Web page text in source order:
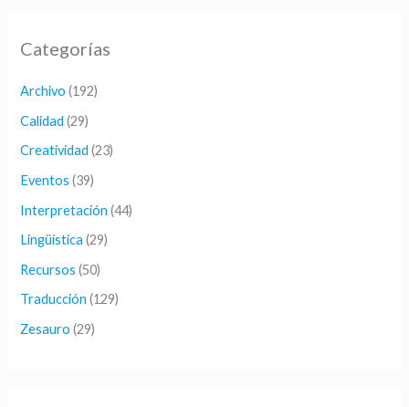
a
o
r
:
Categorías
Archivo (192)
Calidad (29)
Creatividad (23)
Eventos (39)
Interpretación (44)
Lingüística (29)
Recursos (50)
Traducción (129)
Zesauro (29)